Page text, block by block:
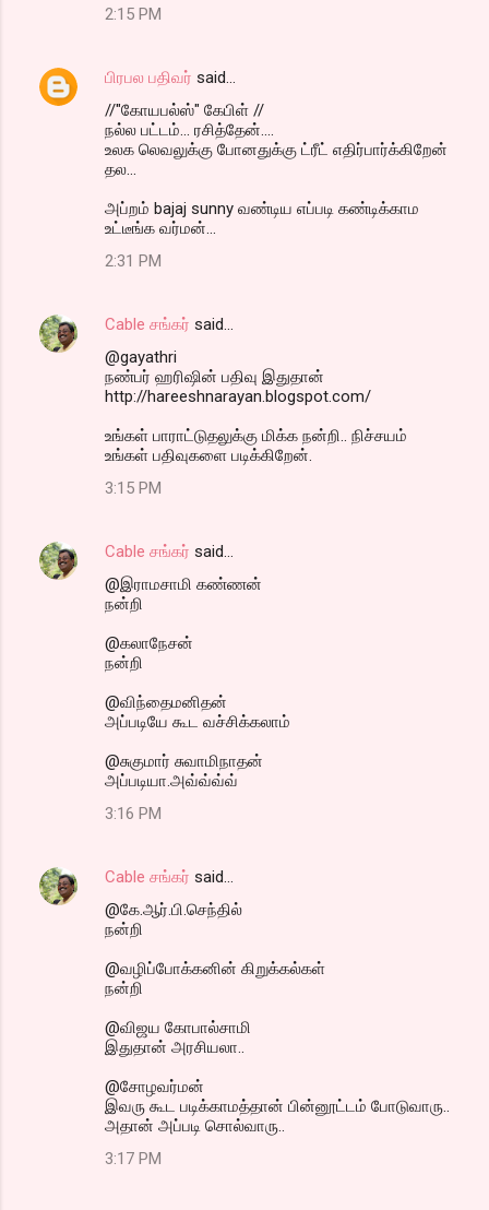
2:15 PM
பிரபல பதிவர் said…
//"கோயபல்ஸ்" கேபிள் //
நல்ல பட்டம்... ரசித்தேன்....
உலக லெவலுக்கு போனதுக்கு ட்ரீட் எதிர்பார்க்கிறேன்
தல‌...
அப்றம் bajaj sunny வண்டிய எப்படி கண்டிக்காம
உட்டீங்க வர்மன்...
2:31 PM
Cable சங்கர் said…
@gayathri
நண்பர் ஹரிஷின் பதிவு இதுதான்
http://hareeshnarayan.blogspot.com/
உங்கள் பாராட்டுதலுக்கு மிக்க நன்றி.. நிச்சயம்
உங்கள் பதிவுகளை படிக்கிறேன்.
3:15 PM
Cable சங்கர் said…
@இராமசாமி கண்ணன்
நன்றி
@கலாநேசன்
நன்றி
@விந்தைமனிதன்
அப்படியே கூட வச்சிக்கலாம்
@சுகுமார் சுவாமிநாதன்
அப்படியா.அவ்வ்வ்வ்
3:16 PM
Cable சங்கர் said…
@கே.ஆர்.பி.செந்தில்
நன்றி
@வழிப்போக்கனின் கிறுக்கல்கள்
நன்றி
@விஜய கோபால்சாமி
இதுதான் அரசியலா..
@சோழவர்மன்
இவரு கூட படிக்காமத்தான் பின்னூட்டம் போடுவாரு..
அதான் அப்படி சொல்வாரு..
3:17 PM